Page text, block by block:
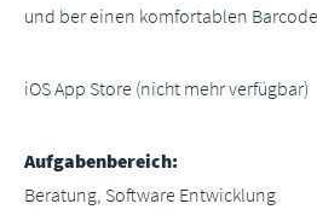
und ber einen komfortablen
iOS App Store (nicht mehr verfügbar)
Aufgabenbereich:
Beratung, Software Entwicklung